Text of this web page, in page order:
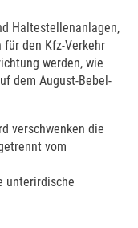
Haltestellenanlagen,
den Kfz-Verkehr
werden, wie
dem August-Bebel-
verschwenken die
vom
unterirdische